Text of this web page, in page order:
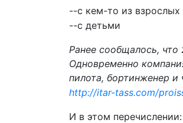
--с кем-то из взрослых
--с детьми
Ранее сообщалось,
Одновременно
пилота, бортинженер и
http://itar-tass.com/
И в этом перечислении: